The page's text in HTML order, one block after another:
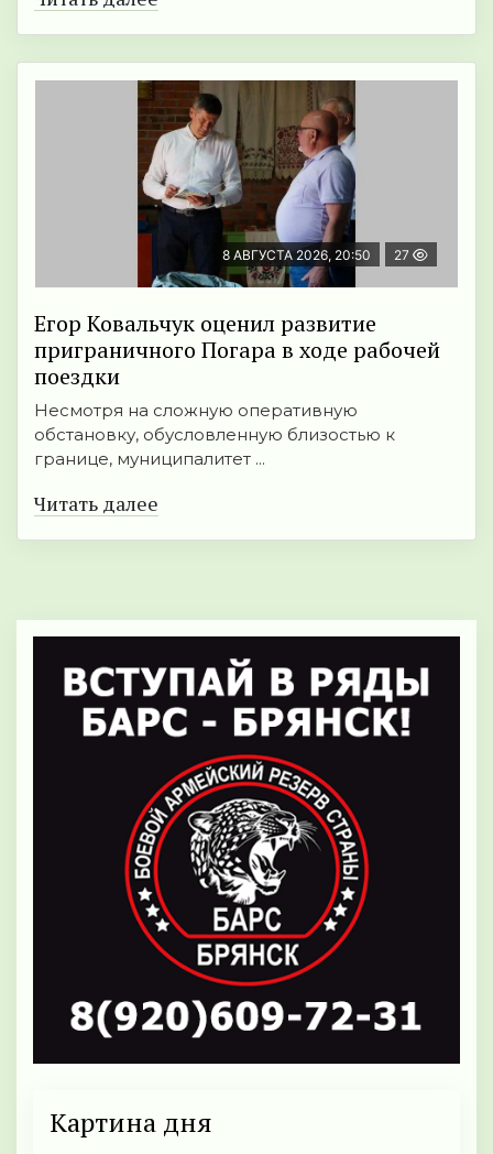
8 АВГУСТА 2026, 20:50 27
Егор Ковальчук оценил развитие
приграничного Погара в ходе рабочей
поездки
Несмотря на сложную оперативную
обстановку, обусловленную близостью к
границе, муниципалитет ...
Читать далее
Картина дня